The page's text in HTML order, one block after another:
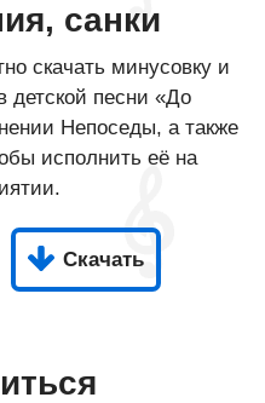
санки
скачать минусовку и
детской песни «До
Непоседы, а также
исполнить её на
Скачать